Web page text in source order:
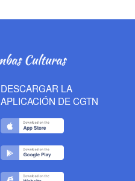
DESCARGAR LA
APLICACIÓN DE CGTN